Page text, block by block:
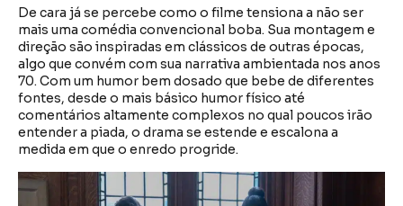
De cara já se percebe como o filme tensiona a não ser
mais uma comédia convencional boba. Sua montagem e
direção são inspiradas em clássicos de outras épocas,
algo que convém com sua narrativa ambientada nos anos
70. Com um humor bem dosado que bebe de diferentes
fontes, desde o mais básico humor físico até
comentários altamente complexos no qual poucos irão
entender a piada, o drama se estende e escalona a
medida em que o enredo progride.